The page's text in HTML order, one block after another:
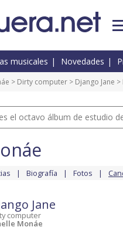
musicales Novedades
> Dirty computer > Django Jane >
el octavo álbum de estudio
Biografía Fotos
Jane
computer
Monáe